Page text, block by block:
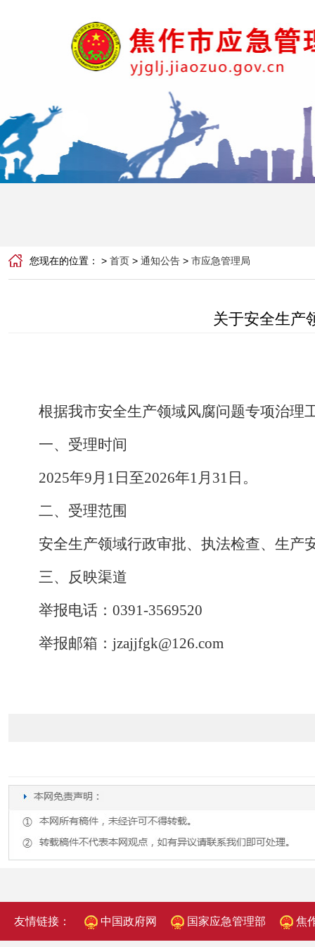
您现在的位置： > 首页 > 通知公告 > 市应急管理局
关于安全生产
根据我市安全生产领域风腐问题专项治理
一、受理时间
2025年9月 1 日至2026年1月 31 日。
二、受理范围
安全生产领域行政审批、执法检查、生产
三、反映渠道
举报电话： 0391-3569520
举报邮箱： jzajjfgk@126.com
友情链接： 中国政府网 国家应急管理部 焦